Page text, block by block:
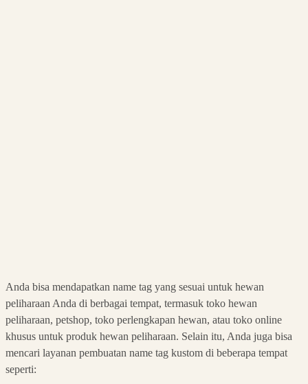
Anda bisa mendapatkan name tag yang sesuai untuk hewan
peliharaan Anda di berbagai tempat, termasuk toko hewan
peliharaan, petshop, toko perlengkapan hewan, atau toko online
khusus untuk produk hewan peliharaan. Selain itu, Anda juga bisa
mencari layanan pembuatan name tag kustom di beberapa tempat
seperti: